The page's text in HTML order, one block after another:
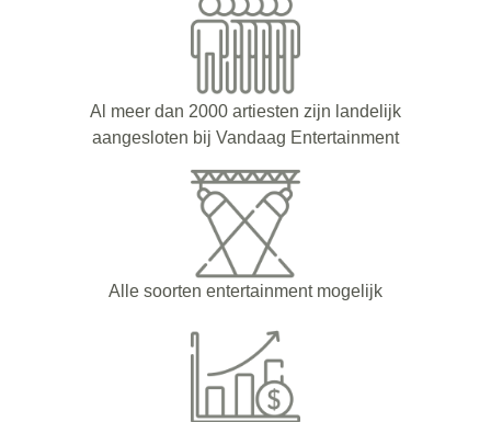
Al meer dan 2000 artiesten zijn landelijk
aangesloten bij Vandaag Entertainment
Alle soorten entertainment mogelijk